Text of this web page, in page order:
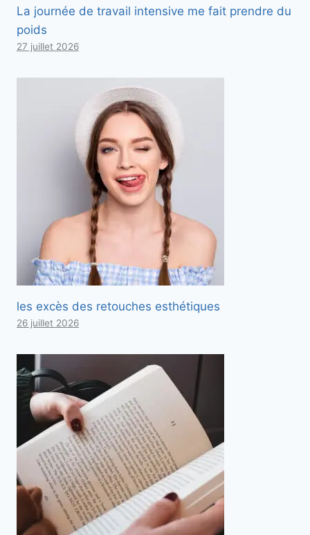
La journée de travail intensive me fait prendre du
poids
27 juillet 2026
les excès des retouches esthétiques
26 juillet 2026